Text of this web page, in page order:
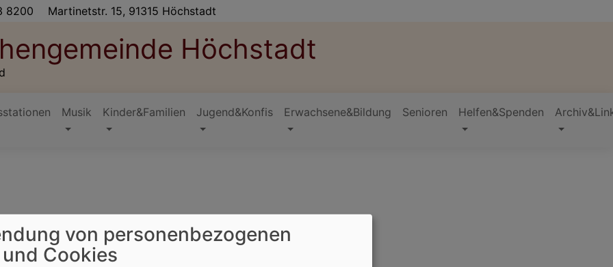
8200 Martinetstr. 15, 91315 Höchstadt
Höchstadt
Musik Kinder&Familien Jugend&Konfis Erwachsene&Bildung Senioren Helfen&Spenden
aus Bamberg
von personenbezogenen
Cookies